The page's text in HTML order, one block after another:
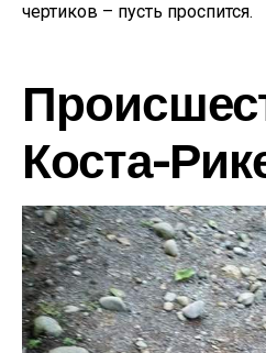
чертиков – пусть проспится.
Коста-